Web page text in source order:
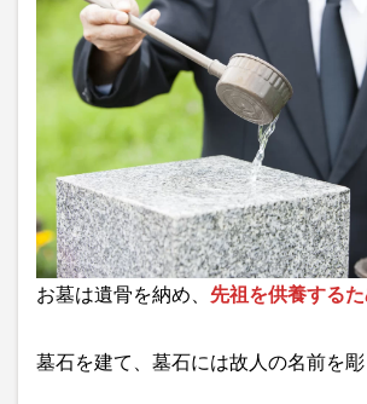
お墓は遺骨を納め、 先祖を供養する
墓石を建て、墓石には故人の名前を彫